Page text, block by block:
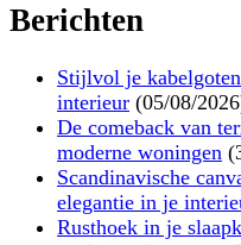
Berichten
Stijlvol je
interieur (05/08/
De comeback van
moderne woningen
Scandinavische
elegantie in je
Rusthoek in je